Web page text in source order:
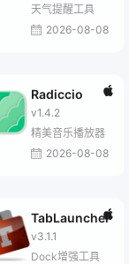
天气提醒工具
2026-08-08
Radiccio
v1.4.2
精美音乐播放器
2026-08-08
TabLauncher
v3.1.1
Dock增强工具